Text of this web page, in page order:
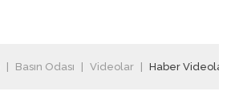
Basın Odası Videolar Haber Videoları